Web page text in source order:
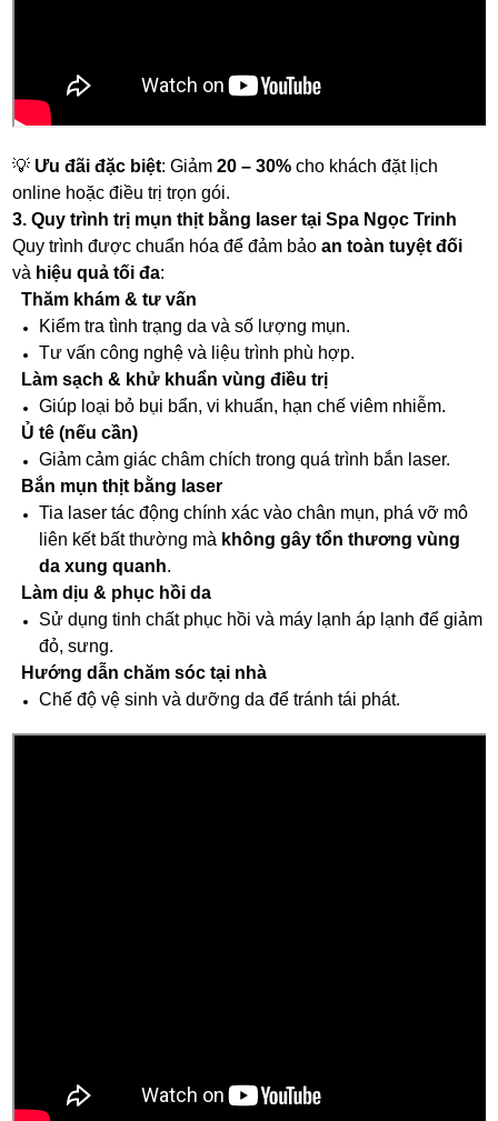
💡 Ưu đãi đặc biệt: Giảm20 – 30% cho khách đặt lịch
online hoặc điều trị trọn gói.
3. Quy trình trị mụn thịt bằng laser tại Spa Ngọc Trinh
Quy trình được chuẩn hóa để đảm bảoan toàn tuyệt đối
và hiệu quả tối đa:
Thăm khám & tư vấn
Kiểm tra tình trạng da và số lượng mụn.
Tư vấn công nghệ và liệu trình phù hợp.
Làm sạch & khử khuẩn vùng điều trị
Giúp loại bỏ bụi bẩn, vi khuẩn, hạn chế viêm nhiễm.
Ủ tê (nếu cần)
Giảm cảm giác châm chích trong quá trình bắn laser.
Bắn mụn thịt bằng laser
Tia laser tác động chính xác vào chân mụn, phá vỡ mô
liên kết bất thường mà không gây tổn thương vùng
da xung quanh.
Làm dịu & phục hồi da
Sử dụng tinh chất phục hồi và máy lạnh áp lạnh để giảm
đỏ, sưng.
Hướng dẫn chăm sóc tại nhà
Chế độ vệ sinh và dưỡng da để tránh tái phát.